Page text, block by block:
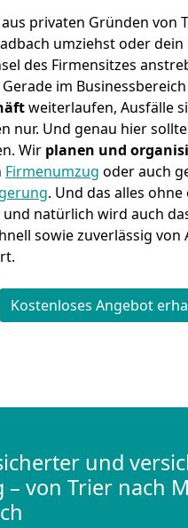
privaten Gründen von
umziehst oder
des Firmensitzes
im
weiterlaufen, Ausfälle
nur. Und genau hier
Wir planen und
Firmenumzug oder auch
. Und das alles
natürlich wird auch
sowie zuverlässig von
Kostenloses Angebot
und
– von Trier nach